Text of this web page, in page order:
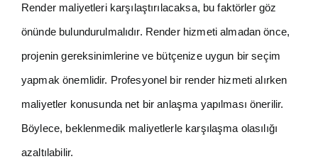
Render maliyetleri karşılaştırılacaksa, bu faktörler göz
önünde bulundurulmalıdır. Render hizmeti almadan önce,
projenin gereksinimlerine ve bütçenize uygun bir seçim
yapmak önemlidir. Profesyonel bir render hizmeti alırken
maliyetler konusunda net bir anlaşma yapılması önerilir.
Böylece, beklenmedik maliyetlerle karşılaşma olasılığı
azaltılabilir.